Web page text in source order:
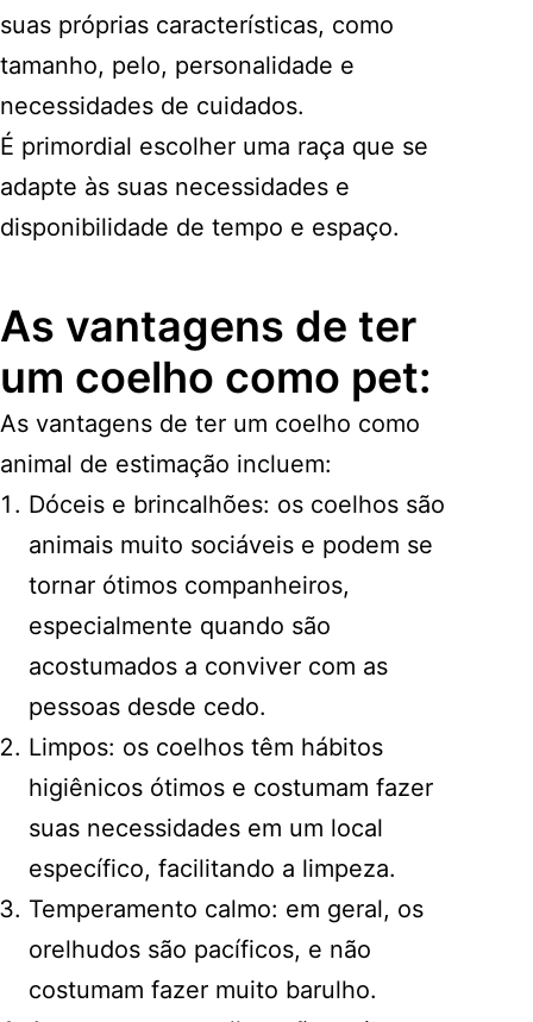
suas próprias características, como
tamanho, pelo, personalidade e
necessidades de cuidados.
É primordial escolher uma raça que se
adapte às suas necessidades e
disponibilidade de tempo e espaço.
As vantagens de ter
um coelho como pet:
As vantagens de ter um coelho como
animal de estimação incluem:
Dóceis e brincalhões: os coelhos são
animais muito sociáveis e podem se
tornar ótimos companheiros,
especialmente quando são
acostumados a conviver com as
pessoas desde cedo.
Limpos: os coelhos têm hábitos
higiênicos ótimos e costumam fazer
suas necessidades em um local
específico, facilitando a limpeza.
Temperamento calmo: em geral, os
orelhudos são pacíficos, e não
costumam fazer muito barulho.